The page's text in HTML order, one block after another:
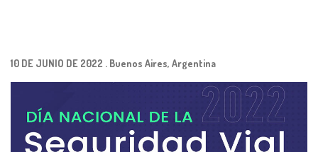
10 DE JUNIO DE 2022 . Buenos Aires, Argentina